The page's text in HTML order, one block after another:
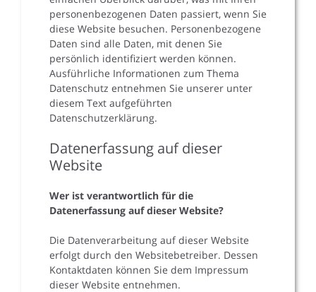
personenbezogenen Daten passiert, wenn Sie
diese Website besuchen. Personenbezogene
Daten sind alle Daten, mit denen Sie
persönlich identifiziert werden können.
Ausführliche Informationen zum Thema
Datenschutz entnehmen Sie unserer unter
diesem Text aufgeführten
Datenschutzerklärung.
Datenerfassung auf dieser
Website
Wer ist verantwortlich für die
Datenerfassung auf dieser Website?
Die Datenverarbeitung auf dieser Website
erfolgt durch den Websitebetreiber. Dessen
Kontaktdaten können Sie dem Impressum
dieser Website entnehmen.